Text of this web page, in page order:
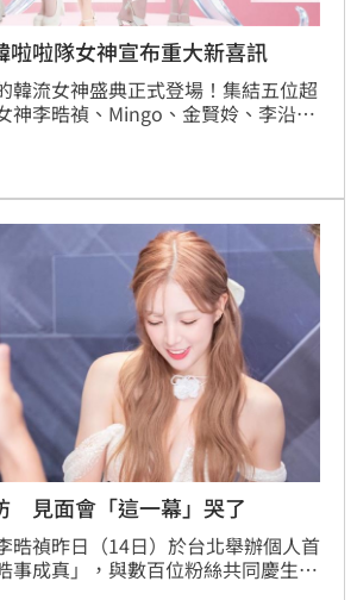
啦隊女神宣布重大新喜訊
韓流女神盛典正式登場！集結五位超
神李晧禎、Mingo、金賢姈、李沿
月8日在內湖壹D1盛大舉行。本次活
曝光後立刻引發粉絲關注。蔡維歆
見面會「這一幕」哭了
晧禎昨日（14日）於台北舉辦個人首
事成真」，與數百位粉絲共同慶生。